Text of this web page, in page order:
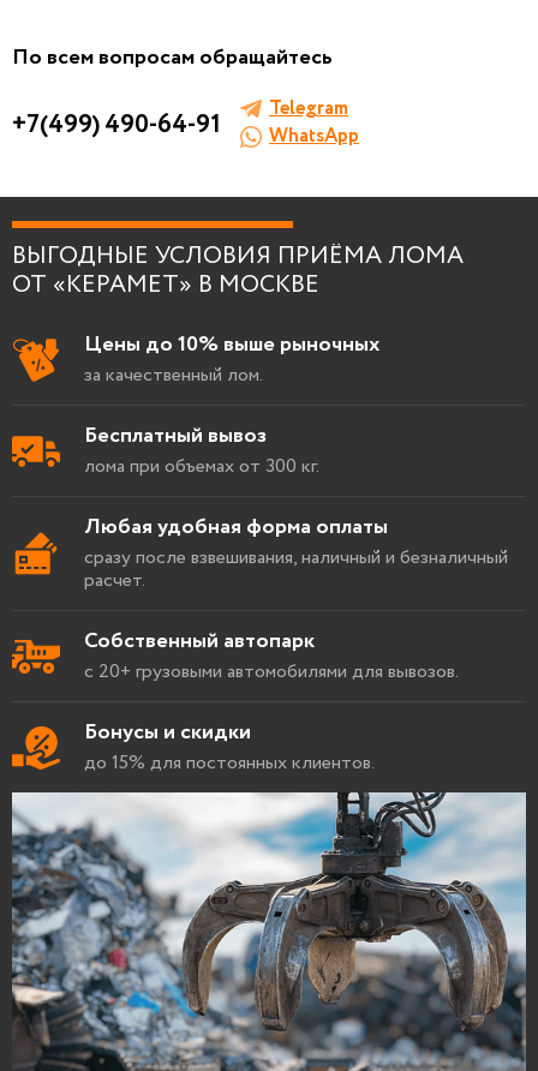
данных.
По всем вопросам обращайтесь
+7(499) 490-64-91
Telegram
WhatsApp
ВЫГОДНЫЕ УСЛОВИЯ ПРИЁМА ЛОМА
ОТ «КЕРАМЕТ» В МОСКВЕ
Цены до 10% выше рыночных
за качественный лом.
Бесплатный вывоз
лома при объемах от 300 кг.
Любая удобная форма оплаты
сразу после взвешивания, наличный и безналичный
расчет.
Собственный автопарк
с 20+ грузовыми автомобилями для вывозов.
Бонусы и скидки
до 15% для постоянных клиентов.